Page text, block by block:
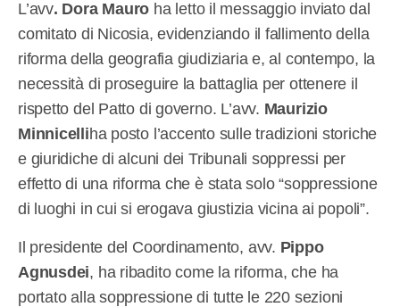
L’avv. Dora Mauro ha letto il messaggio inviato dal
comitato di Nicosia, evidenziando il fallimento della
riforma della geografia giudiziaria e, al contempo, la
necessità di proseguire la battaglia per ottenere il
rispetto del Patto di governo. L’avv. Maurizio
Minnicelliha posto l’accento sulle tradizioni storiche
e giuridiche di alcuni dei Tribunali soppressi per
effetto di una riforma che è stata solo “soppressione
di luoghi in cui si erogava giustizia vicina ai popoli”.
Il presidente del Coordinamento, avv. Pippo
Agnusdei, ha ribadito come la riforma, che ha
portato alla soppressione di tutte le 220 sezioni